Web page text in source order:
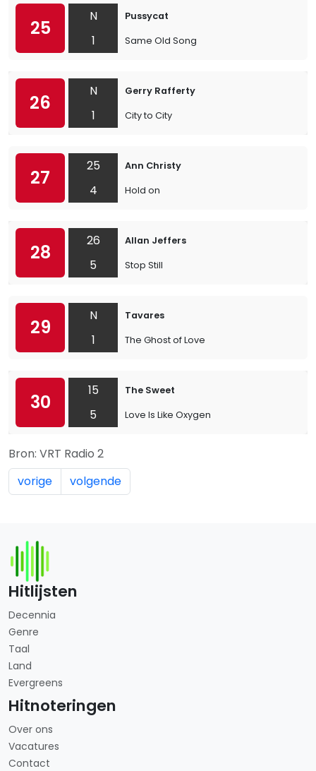
25
N
1
Pussycat
Same Old Song
26
N
1
Gerry Rafferty
City to City
27
25
4
Ann Christy
Hold on
28
26
5
Allan Jeffers
Stop Still
29
N
1
Tavares
The Ghost of Love
30
15
5
The Sweet
Love Is Like Oxygen
Bron: VRT Radio 2
vorige
volgende
Hitlijsten
Decennia
Genre
Taal
Land
Evergreens
Hitnoteringen
Over ons
Vacatures
Contact